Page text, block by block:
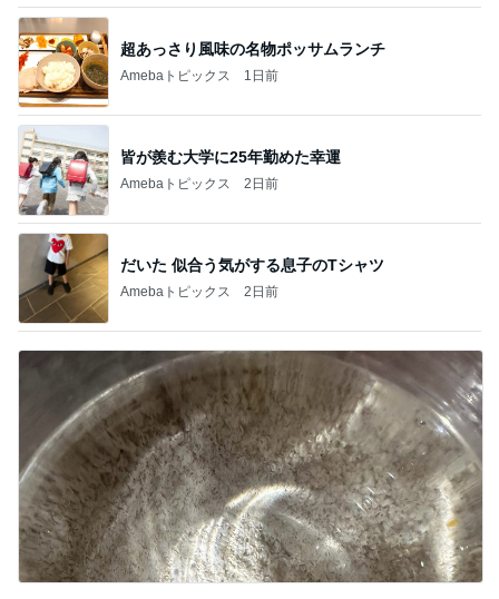
超あっさり風味の名物ポッサムランチ
Amebaトピックス 1日前
皆が羨む大学に25年勤めた幸運
Amebaトピックス 2日前
だいた 似合う気がする息子のTシャツ
Amebaトピックス 2日前